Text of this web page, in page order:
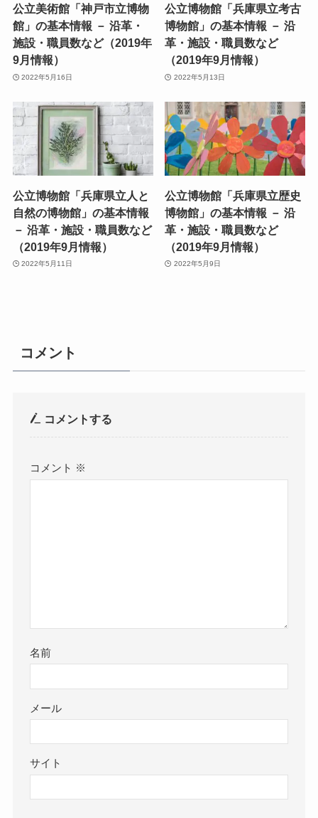
公立美術館「神戸市立博物
館」の基本情報 － 沿革・
施設・職員数など（2019年
9月情報）
2022年5月16日
公立博物館「兵庫県立考古
博物館」の基本情報 － 沿
革・施設・職員数など
（2019年9月情報）
2022年5月13日
公立博物館「兵庫県立人と
自然の博物館」の基本情報
－ 沿革・施設・職員数など
（2019年9月情報）
2022年5月11日
公立博物館「兵庫県立歴史
博物館」の基本情報 － 沿
革・施設・職員数など
（2019年9月情報）
2022年5月9日
コメント
コメントする
コメント ※
名前
メール
サイト